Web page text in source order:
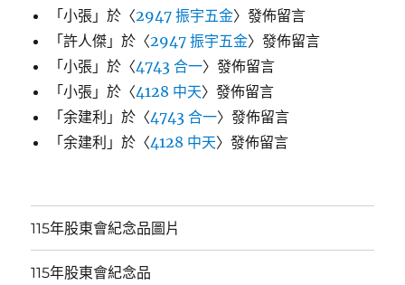
「小張 」於〈2947 振宇五金〉發佈留言
「許人傑 」於〈2947 振宇五金〉發佈留言
「小張 」於〈4743 合一〉發佈留言
「小張 」於〈4128 中天〉發佈留言
「余建利 」於〈4743 合一〉發佈留言
「余建利 」於〈4128 中天〉發佈留言
115年股東會紀念品圖片
115年股東會紀念品